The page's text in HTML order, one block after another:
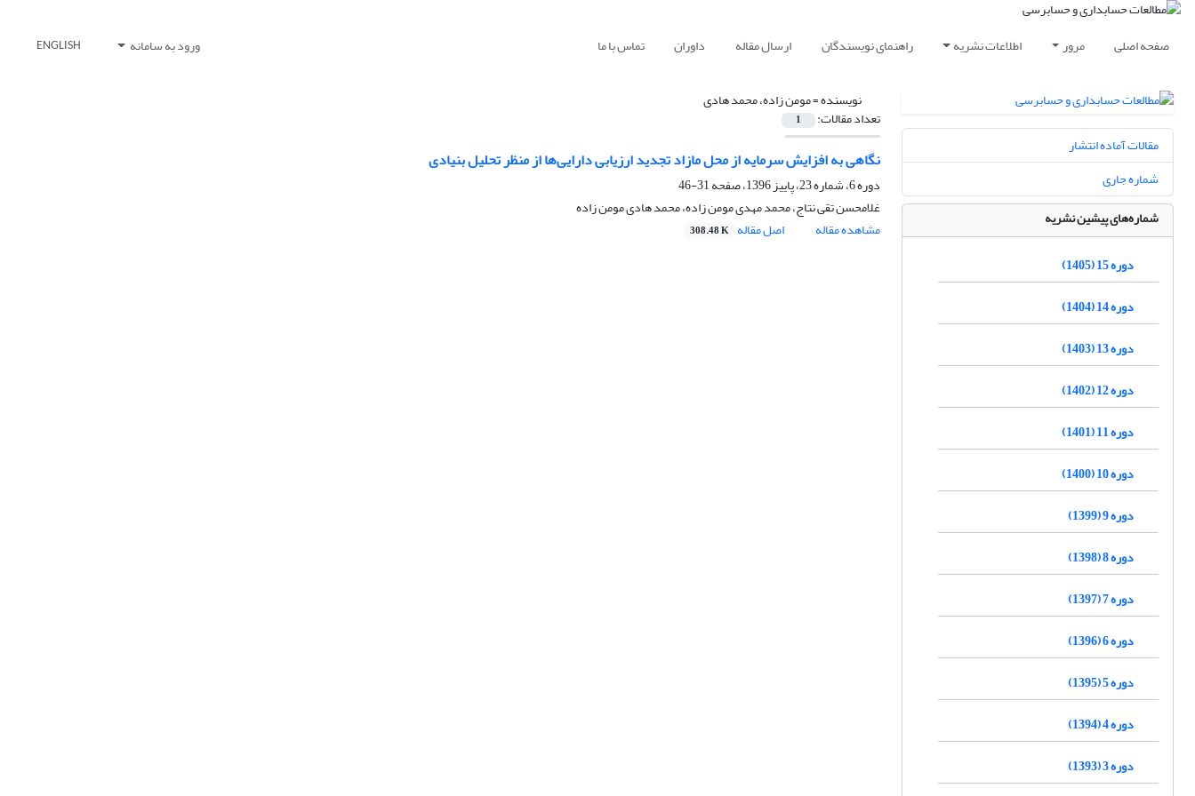
صفحه اصلی مرور اطلاعات نشریه راهنمای نویسندگان ارسال مقاله داوران تماس با ما ورود به سامانه ENGLISH
نویسنده =مومن زاده، محمد هادی
تعداد مقالات: 1
نگاهی به افزایش سرمایه از محل مازاد تجدید ارزیابی دارایی‌ها از منظر تحلیل بنیادی
دوره 6، شماره 23، پاییز 1396، صفحه
31-46
غلامحسن تقی نتاج، محمد مهدی مومن زاده، محمد هادی مومن زاده
مشاهده مقاله
اصل مقاله 308.48 K
مقالات آماده انتشار
شماره جاری
شماره‌های پیشین نشریه
دوره 15 (1405)
دوره 14 (1404)
دوره 13 (1403)
دوره 12 (1402)
دوره 11 (1401)
دوره 10 (1400)
دوره 9 (1399)
دوره 8 (1398)
دوره 7 (1397)
دوره 6 (1396)
دوره 5 (1395)
دوره 4 (1394)
دوره 3 (1393)